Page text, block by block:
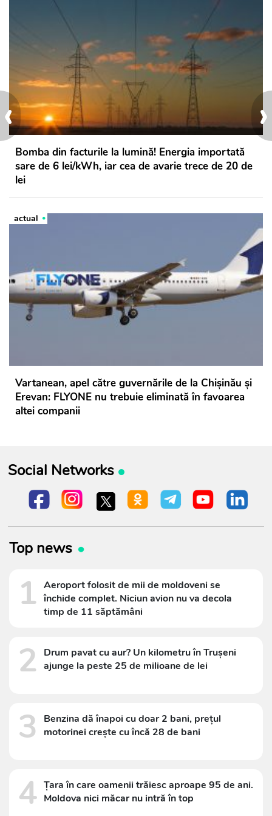
›
‹
Bomba din facturile la lumină! Energia importată
sare de 6 lei/kWh, iar cea de avarie trece de 20 de
lei
actual
Vartanean, apel către guvernările de la Chișinău și
Erevan: FLYONE nu trebuie eliminată în favoarea
altei companii
Social Networks
Top news
1 Aeroport folosit de mii de moldoveni se
închide complet. Niciun avion nu va decola
timp de 11 săptămâni
2
Drum pavat cu aur? Un kilometru în Trușeni
ajunge la peste 25 de milioane de lei
3
Benzina dă înapoi cu doar 2 bani, prețul
motorinei crește cu încă 28 de bani
4 Țara în care oamenii trăiesc aproape 95 de ani.
Moldova nici măcar nu intră în top